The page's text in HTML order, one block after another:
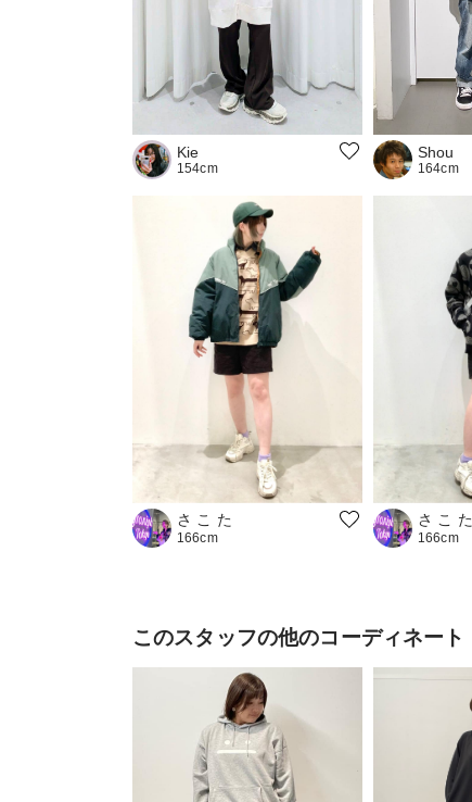
Kie
154cm
Shou
164cm
さ こ た
166cm
さ こ た
166cm
このスタッフの他のコーディネート